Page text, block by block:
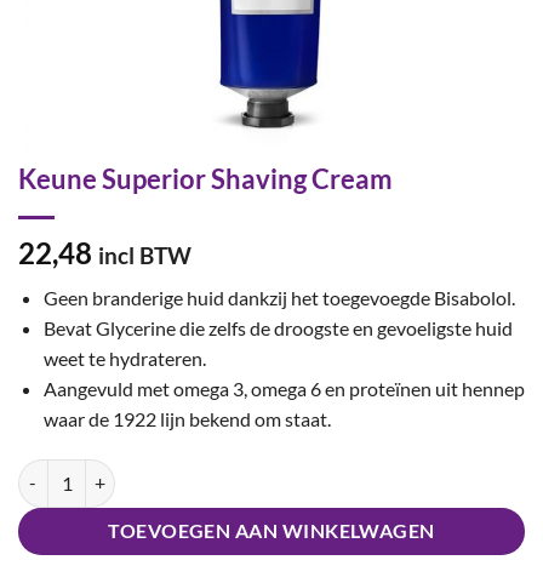
Keune Superior Shaving Cream
22,48 incl BTW
Geen branderige huid dankzij het toegevoegde Bisabolol.
Bevat Glycerine die zelfs de droogste en gevoeligste huid
weet te hydrateren.
Aangevuld met omega 3, omega 6 en proteïnen uit hennep
waar de 1922 lijn bekend om staat.
Keune Superior Shaving Cream aantal
TOEVOEGEN AAN WINKELWAGEN